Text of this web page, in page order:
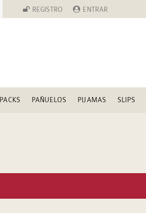
REGISTRO ENTRAR
PACKS PAÑUELOS PIJAMAS SLIPS